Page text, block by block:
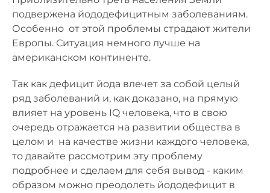
подвержена йододефицитным заболеваниям.
Особенно от этой проблемы страдают жители
Европы. Ситуация немного лучше на
американском континенте.
Так как дефицит йода влечет за собой целый
ряд заболеваний и, как доказано, на прямую
влияет на уровень IQ человека, что в свою
очередь отражается на развитии общества в
целом и на качестве жизни каждого человека,
то давайте рассмотрим эту проблему
подробнее и сделаем для себя вывод - каким
образом можно преодолеть йододефицит в